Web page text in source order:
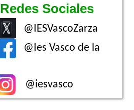
Redes Sociales
@IESVascoZarza
@Ies Vasco de la
@iesvasco